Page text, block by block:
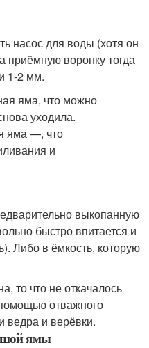
насос для воды (хотя он
приёмную воронку тогда
1-2 мм.
выкопанную
быстро впитается и
Либо в ёмкость, которую
то что не откачалось
отважного
ведра и верёвки.
ямы